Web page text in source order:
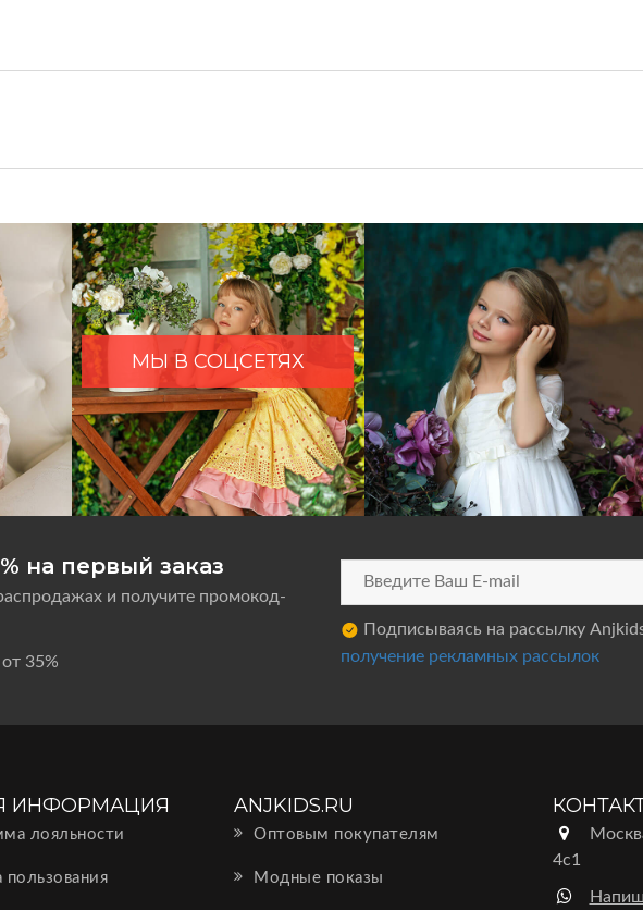
МЫ В СОЦСЕТЯХ
на первый заказ
и получите промокод-
35%
Подписываясь на рассылку
получение рекламных рассылок
ИНФОРМАЦИЯ
лояльности
пользования
ANJKIDS.RU
Оптовым покупателям
Модные показы
4с1